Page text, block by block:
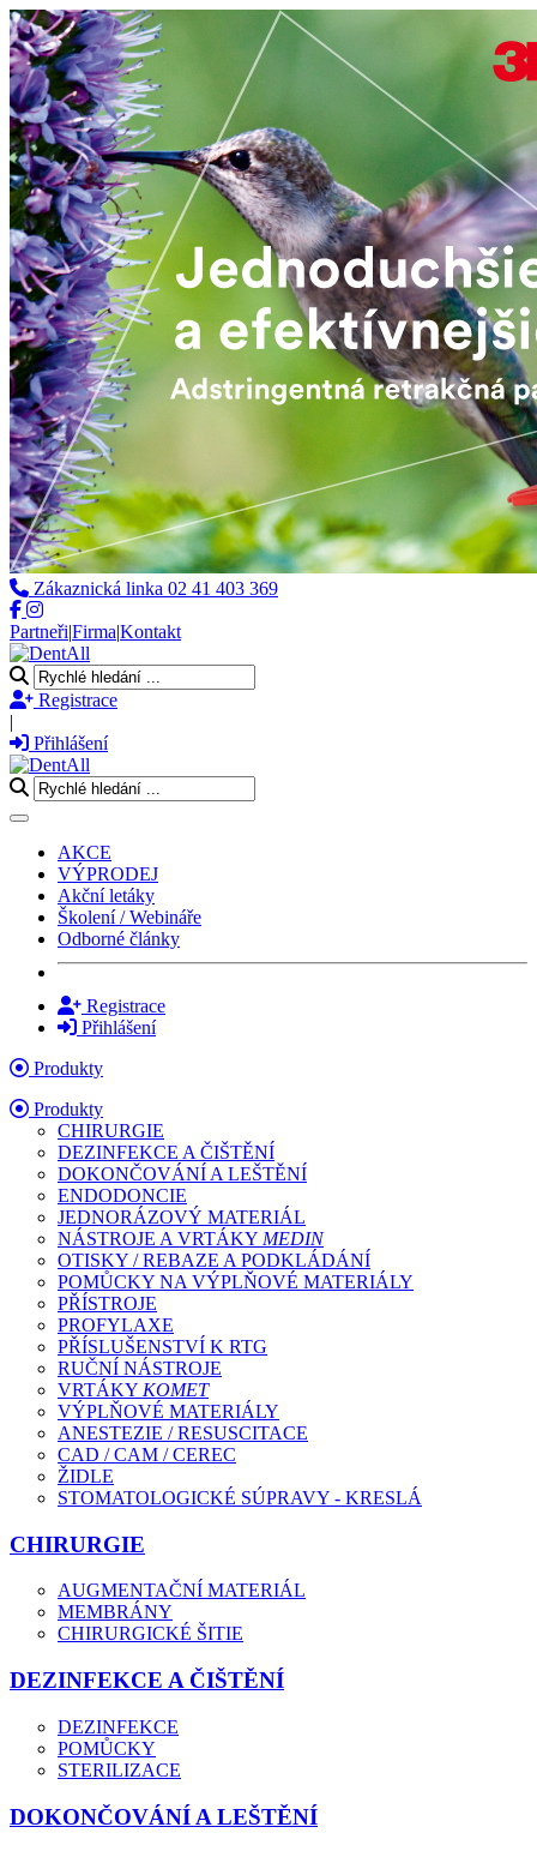
Zákaznická linka 02 41 403 369
Partneři|Firma|Kontakt
Registrace
|
Přihlášení
Toggle navigation
AKCE
VÝPRODEJ
Akční letáky
Školení / Webináře
Odborné články
Registrace
Přihlášení
Produkty
Produkty
CHIRURGIE
DEZINFEKCE A ČIŠTĚNÍ
DOKONČOVÁNÍ A LEŠTĚNÍ
ENDODONCIE
JEDNORÁZOVÝ MATERIÁL
NÁSTROJE A VRTÁKY MEDIN
OTISKY / REBAZE A PODKLÁDÁNÍ
POMŮCKY NA VÝPLŇOVÉ MATERIÁLY
PŘÍSTROJE
PROFYLAXE
PŘÍSLUŠENSTVÍ K RTG
RUČNÍ NÁSTROJE
VRTÁKY KOMET
VÝPLŇOVÉ MATERIÁLY
ANESTEZIE / RESUSCITACE
CAD / CAM / CEREC
ŽIDLE
STOMATOLOGICKÉ SÚPRAVY - KRESLÁ
CHIRURGIE
AUGMENTAČNÍ MATERIÁL
MEMBRÁNY
CHIRURGICKÉ ŠITIE
DEZINFEKCE A ČIŠTĚNÍ
DEZINFEKCE
POMŮCKY
STERILIZACE
DOKONČOVÁNÍ A LEŠTĚNÍ